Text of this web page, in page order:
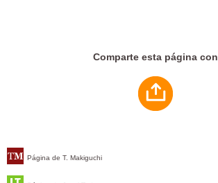
Página de T. Makiguchi
Comparte esta página con